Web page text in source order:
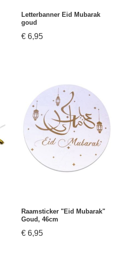
Letterbanner Eid Mubarak
goud
€ 6,95
Raamsticker "Eid Mubarak"
Goud, 46cm
€ 6,95